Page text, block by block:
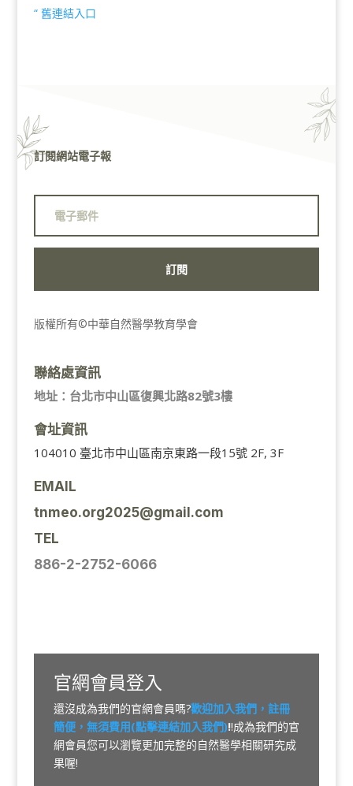
“ 舊連結入口
訂閱網站電子報
訂閱
版權所有©中華自然醫學教育學會
聯絡處資訊
地址：台北市中山區復興北路82號3樓
會址資訊
104010 臺北市中山區南京東路一段15號 2F, 3F
EMAIL
tnmeo.org2025@gmail.com
TEL
886-2-2752-6066
官網會員登入
還沒成為我們的官網會員嗎?歡迎加入我們，註冊
簡便，無須費用(點擊連結加入我們)!!成為我們的官
網會員您可以瀏覽更加完整的自然醫學相關研究成
果喔!